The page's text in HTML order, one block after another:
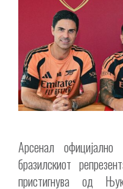
Арсенал
бразилскиот
пристигнува од